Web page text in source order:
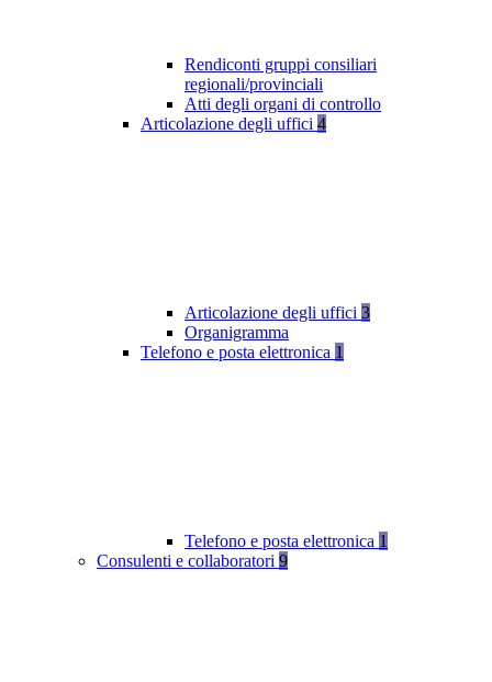
Rendiconti gruppi consiliari
regionali/provinciali
Atti degli organi di controllo
Articolazione degli uffici 4
Articolazione degli uffici 3
Organigramma
Telefono e posta elettronica 1
Telefono e posta elettronica 1
Consulenti e collaboratori 9